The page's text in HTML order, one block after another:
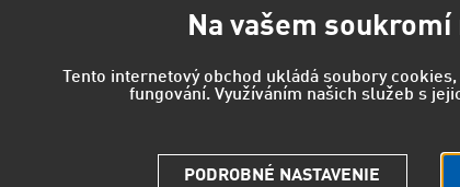
Na vašem
Tento internetový obchod ukládá soubory
fungování. Využíváním našich služeb s
PODROBNÉ NASTAVENIE